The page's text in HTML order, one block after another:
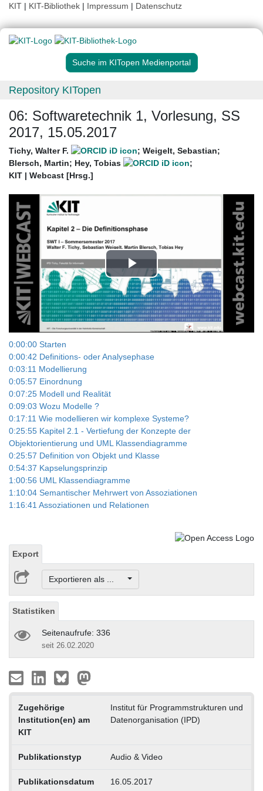
KIT | KIT-Bibliothek | Impressum | Datenschutz
Suche im KITopen Medienportal
Repository KITopen
06: Softwaretechnik 1, Vorlesung, SS
2017, 15.05.2017
Tichy, Walter F. ; Weigelt, Sebastian;
Blersch, Martin; Hey, Tobias
;
KIT | Webcast [Hrsg.]
Play
Video
0:00:00 Starten
0:00:42 Definitions- oder Analysephase
0:03:11 Modellierung
0:05:57 Einordnung
0:07:25 Modell und Realität
0:09:03 Wozu Modelle ?
0:17:11 Wie modellieren wir komplexe Systeme?
0:25:55 Kapitel 2.1 - Vertiefung der Konzepte der
Objektorientierung und UML Klassendiagramme
0:25:57 Definition von Objekt und Klasse
0:54:37 Kapselungsprinzip
1:00:56 UML Klassendiagramme
1:10:04 Semantischer Mehrwert von Assoziationen
1:16:41 Assoziationen und Relationen
Export
Exportieren als ...
Statistiken
Seitenaufrufe: 336
seit 26.02.2020
Zugehörige
Institution(en) am
KIT
Institut für Programmstrukturen und
Datenorganisation (IPD)
Publikationstyp Audio & Video
Publikationsdatum 16.05.2017